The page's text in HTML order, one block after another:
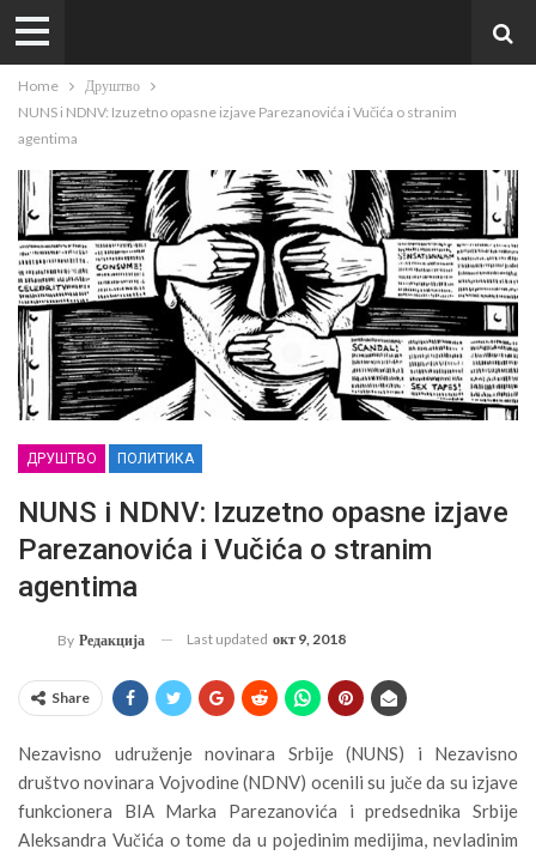
Home
Друштво
NUNS i NDNV: Izuzetno opasne izjave Parezanovića i Vučića o stranim
agentima
ДРУШТВО ПОЛИТИКА
NUNS i NDNV: Izuzetno opasne izjave
Parezanovića i Vučića o stranim
agentima
By Редакција Last updated окт 9, 2018
Share
Nezavisno udruženje novinara Srbije (NUNS) i Nezavisno
društvo novinara Vojvodine (NDNV) ocenili su juče da su izjave
funkcionera BIA Marka Parezanovića i predsednika Srbije
Aleksandra Vučića o tome da u pojedinim medijima, nevladinim